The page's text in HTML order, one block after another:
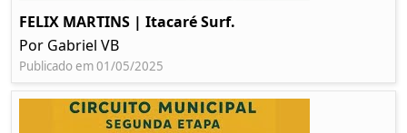
FELIX MARTINS | Itacaré Surf.
Por Gabriel VB
Publicado em 01/05/2025